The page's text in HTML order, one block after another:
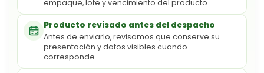
empaque, lote y vencimiento del producto.
Producto revisado antes del despacho
Antes de enviarlo, revisamos que conserve su
presentación y datos visibles cuando
corresponde.